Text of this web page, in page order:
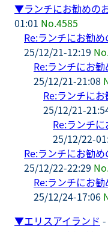
▼ランチにお勧めの
01:01 No.4585
Re:ランチにお勧
25/12/21-12:19
Re:ランチにお
25/12/21-21:08
Re:ランチに
25/12/21-
Re:ランチ
25/12/22-
Re:ランチにお勧
25/12/22-22:29
Re:ランチにお
25/12/24-17:06
▼エリスアイランド -